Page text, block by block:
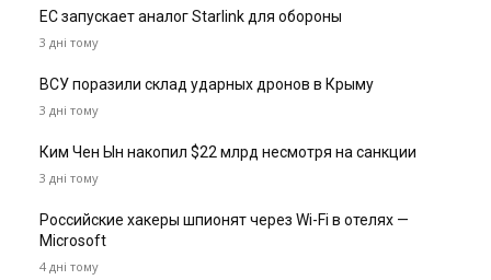
ЕС запускает аналог Starlink для обороны
3 дні тому
ВСУ поразили склад ударных дронов в Крыму
3 дні тому
Ким Чен Ын накопил $22 млрд несмотря на санкции
3 дні тому
Российские хакеры шпионят через Wi-Fi в отелях —
Microsoft
4 дні тому